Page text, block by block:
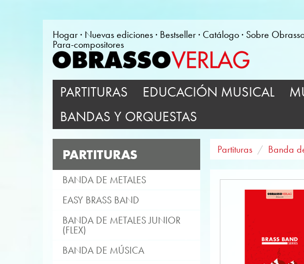
Hogar Nuevas ediciones Bestseller Catálogo
Sobre
Para-compositores
PARTITURAS EDUCACIÓN MUSICAL
BANDAS Y ORQUESTAS
PARTITURAS
BANDA DE METALES
EASY BRASS BAND
BANDA DE METALES JUNIOR
(FLEX)
BANDA DE MÚSICA
Partituras Banda